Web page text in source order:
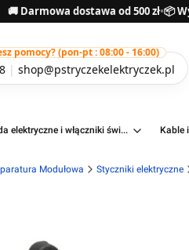
🚚 Darmowa dostawa od 500 zł•📦
pomocy? (pon-pt : 08:00 - 16:00)
| shop@pstryczekelektryczek.pl
elektryczne i włączniki świ... Kable
Modułowa Styczniki elektryczne